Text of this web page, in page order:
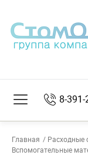
8-
Главная
Расходные
Вспомогательные